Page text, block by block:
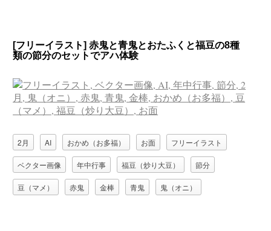
[フリーイラスト] 赤鬼と青鬼とおたふくと福豆の8種
類の節分のセットでアハ体験
2月 AI おかめ（お多福） お面 フリーイラスト
ベクター画像 年中行事 福豆（炒り大豆） 節分
豆（マメ） 赤鬼 金棒 青鬼 鬼（オニ）